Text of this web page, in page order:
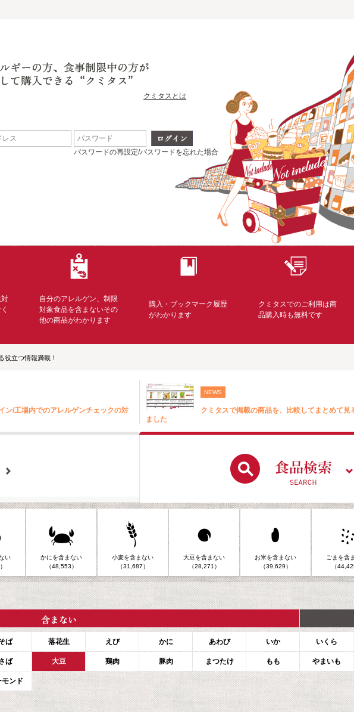
クミタスとは
パスワードの再設定/パスワードを忘れた場合
自分のアレルゲン、制限
対象食品を含まないその
他の商品がわかります
購入・ブックマーク履歴
がわかります
クミタスでのご利用は商
品購入時も無料です
役立つ情報満載！
ン/工場内でのアレルゲンチェックの対
NEWS
クミタスで掲載の商品を、比較してまとめて見
ました
い
かにを含まない
（48,553）
小麦を含まない
（31,687）
大豆を含まない
（28,271）
お米を含まない
（39,629）
ごまを含
（
ば 落花生 えび かに あわび いか いくら
ば 大豆 鶏肉 豚肉 まつたけ もも やまいも
モンド